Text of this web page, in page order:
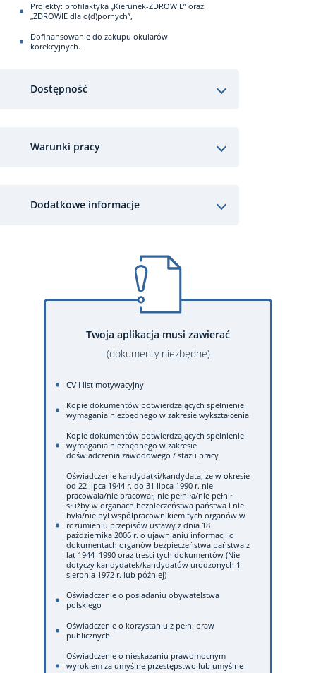
Projekty: profilaktyka „Kierunek-ZDROWIE” oraz
„ZDROWIE dla o(d)pornych”,
Dofinansowanie do zakupu okularów
korekcyjnych.
Dostępność
Warunki pracy
Dodatkowe informacje
Twoja aplikacja musi zawierać
(dokumenty niezbędne)
CV i list motywacyjny
Kopie dokumentów potwierdzających spełnienie
wymagania niezbędnego w zakresie wykształcenia
Kopie dokumentów potwierdzających spełnienie
wymagania niezbędnego w zakresie
doświadczenia zawodowego / stażu pracy
Oświadczenie kandydatki/kandydata, że w okresie
od 22 lipca 1944 r. do 31 lipca 1990 r. nie
pracowała/nie pracował, nie pełniła/nie pełnił
służby w organach bezpieczeństwa państwa i nie
była/nie był współpracownikiem tych organów w
rozumieniu przepisów ustawy z dnia 18
października 2006 r. o ujawnianiu informacji o
dokumentach organów bezpieczeństwa państwa z
lat 1944–1990 oraz treści tych dokumentów (Nie
dotyczy kandydatek/kandydatów urodzonych 1
sierpnia 1972 r. lub później)
Oświadczenie o posiadaniu obywatelstwa
polskiego
Oświadczenie o korzystaniu z pełni praw
publicznych
Oświadczenie o nieskazaniu prawomocnym
wyrokiem za umyślne przestępstwo lub umyślne